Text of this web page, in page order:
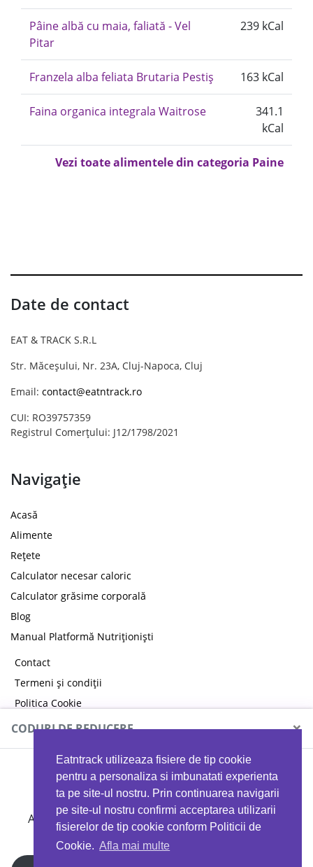
Eatntrack utilizeaza fisiere de tip cookie
pentru a personaliza si imbunatati experienta
ta pe site-ul nostru. Prin continuarea navigarii
pe site-ul nostru confirmi acceptarea utilizarii
fisierelor de tip cookie conform Politicii de
Cookie. Afla mai multe
Pâine albă cu maia, faliată - Vel
Pitar
239 kCal
Franzela alba feliata Brutaria Pestiș 163 kCal
Faina organica integrala Waitrose
341.1
kCal
Vezi toate alimentele din categoria Paine
Date de contact
EAT & TRACK S.R.L
Str. Măceșului, Nr. 23A, Cluj-Napoca, Cluj
Email: contact@eatntrack.ro
CUI: RO39757359
Registrul Comerțului: J12/1798/2021
Navigație
Acasă
Alimente
Rețete
Calculator necesar caloric
Calculator grăsime corporală
Blog
Manual Platformă Nutriționiști
Contact
Termeni și condiții
Politica Cookie
Politica de confidențialitate
CODURI DE REDUCERE ×
MYPROTEIN
Ai 40%reducere la orice comandă folosind codul
EATTRACK